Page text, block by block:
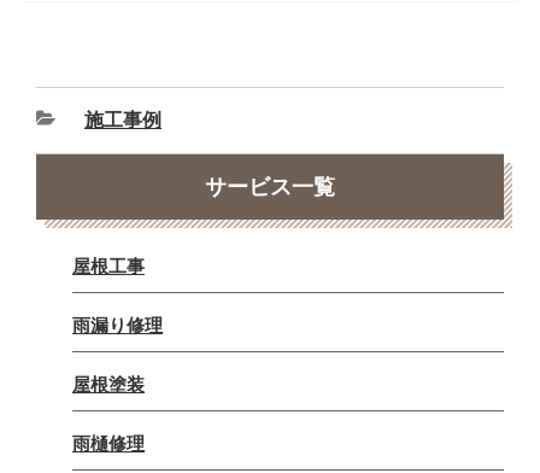
施工事例
サービス一覧
屋根工事
雨漏り修理
屋根塗装
雨樋修理